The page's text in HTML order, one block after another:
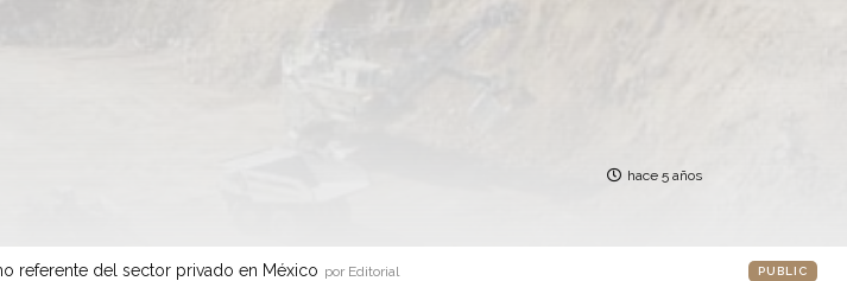
hace 5 años
referente del sector privado en México por Editorial PUBLIC